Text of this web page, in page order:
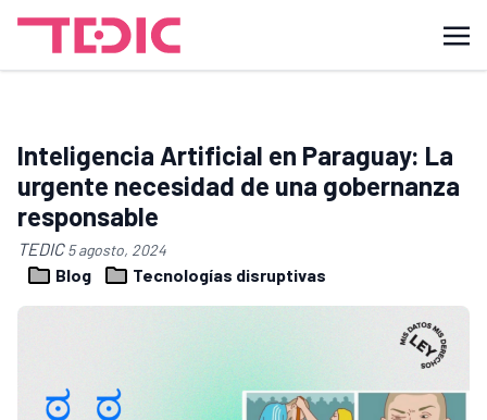
Inteligencia Artificial en Paraguay: La
urgente necesidad de una gobernanza
responsable
TEDIC5 agosto, 2024
Blog Tecnologías disruptivas